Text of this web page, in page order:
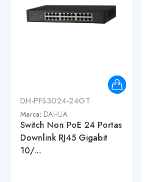
DH-PFS3024-24GT
Marca: DAHUA
Switch Non PoE 24 Portas
Downlink RJ45 Gigabit
10/...